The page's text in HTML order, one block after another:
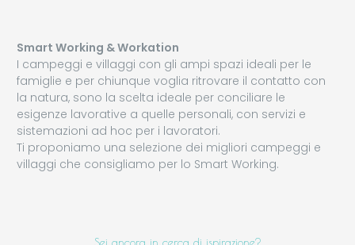
Smart Working & Workation
I campeggi e villaggi con gli ampi spazi ideali per le
famiglie e per chiunque voglia ritrovare il contatto con
la natura, sono la scelta ideale per conciliare le
esigenze lavorative a quelle personali, con servizi e
sistemazioni ad hoc per i lavoratori.
Ti proponiamo una selezione dei migliori campeggi e
villaggi che consigliamo per lo Smart Working.
Sei ancora in cerca di ispirazione?